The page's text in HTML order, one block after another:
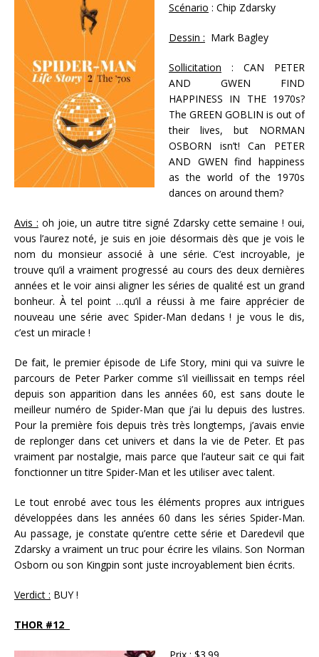
Scénario : Chip Zdarsky
Dessin : Mark Bagley
Sollicitation : CAN PETER
AND GWEN FIND
HAPPINESS IN THE 1970s?
The GREEN GOBLIN is out of
their lives, but NORMAN
OSBORN isn’t! Can PETER
AND GWEN find happiness
as the world of the 1970s
dances on around them?
Avis : oh joie, un autre titre signé Zdarsky cette semaine ! oui,
vous l’aurez noté, je suis en joie désormais dès que je vois le
nom du monsieur associé à une série. C’est incroyable, je
trouve qu’il a vraiment progressé au cours des deux dernières
années et le voir ainsi aligner les séries de qualité est un grand
bonheur. À tel point …qu’il a réussi à me faire apprécier de
nouveau une série avec Spider-Man dedans ! je vous le dis,
c’est un miracle !
De fait, le premier épisode de Life Story, mini qui va suivre le
parcours de Peter Parker comme s’il vieillissait en temps réel
depuis son apparition dans les années 60, est sans doute le
meilleur numéro de Spider-Man que j’ai lu depuis des lustres.
Pour la première fois depuis très très longtemps, j’avais envie
de replonger dans cet univers et dans la vie de Peter. Et pas
vraiment par nostalgie, mais parce que l’auteur sait ce qui fait
fonctionner un titre Spider-Man et les utiliser avec talent.
Le tout enrobé avec tous les éléments propres aux intrigues
développées dans les années 60 dans les séries Spider-Man.
Au passage, je constate qu’entre cette série et Daredevil que
Zdarsky a vraiment un truc pour écrire les vilains. Son Norman
Osborn ou son Kingpin sont juste incroyablement bien écrits.
Verdict : BUY !
THOR #12